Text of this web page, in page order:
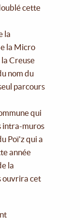
cette
la
la Micro
Creuse
nom du
parcours
qui
intra-muros
Poï'z qui a
année
la
ouvrira cet